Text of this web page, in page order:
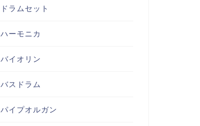
ドラムセット
ハーモニカ
バイオリン
バスドラム
パイプオルガン